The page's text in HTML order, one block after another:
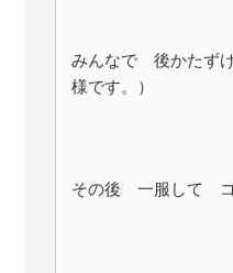
みんなで 後かたず
様です。）
その後 一服して コ